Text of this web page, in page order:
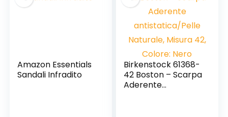
Amazon Essentials
Sandali Infradito
Birkenstock 61368-
42 Boston – Scarpa
Aderente